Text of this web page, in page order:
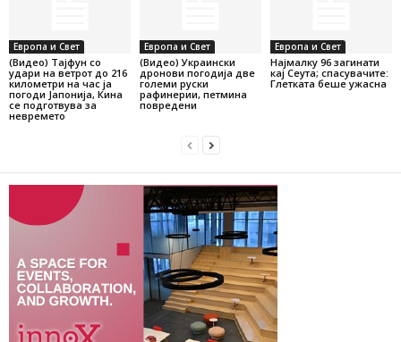
Европа и Свет
(Видео) Тајфун со
удари на ветрот до 216
километри на час ја
погоди Јапонија, Кина
се подготвува за
невремето
Европа и Свет
(Видео) Украински
дронови погодија две
големи руски
рафинерии, петмина
повредени
Европа и Свет
Најмалку 96 загинати
кај Сеута; спасувачите:
Глетката беше ужасна